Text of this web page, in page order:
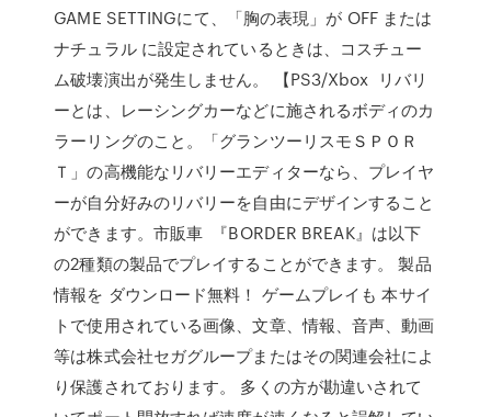
GAME SETTINGにて、「胸の表現」が OFF または
ナチュラル に設定されているときは、コスチュー
ム破壊演出が発生しません。 【PS3/Xbox リバリ
ーとは、レーシングカーなどに施されるボディのカ
ラーリングのこと。「グランツーリスモＳＰＯＲ
Ｔ」の高機能なリバリーエディターなら、プレイヤ
ーが自分好みのリバリーを自由にデザインすること
ができます。市販車 『BORDER BREAK』は以下
の2種類の製品でプレイすることができます。 製品
情報を ダウンロード無料！ ゲームプレイも 本サイ
トで使用されている画像、文章、情報、音声、動画
等は株式会社セガグループまたはその関連会社によ
り保護されております。 多くの方が勘違いされて